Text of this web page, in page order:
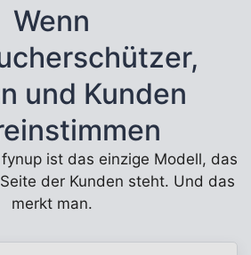
Wenn
und Kunden
ist das einzige Modell, das
der Kunden steht. Und das
merkt man.